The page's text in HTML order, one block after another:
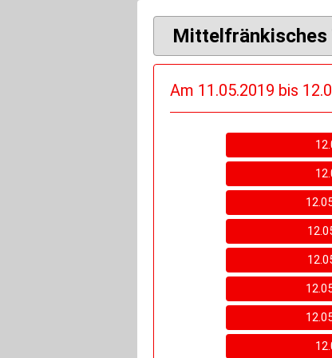
Mittelfränkisches
Am 11.05.2019 bis